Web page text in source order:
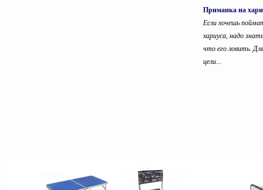
Приманка на
Если хочешь
хариуса, надо
что его ловить.
цели...